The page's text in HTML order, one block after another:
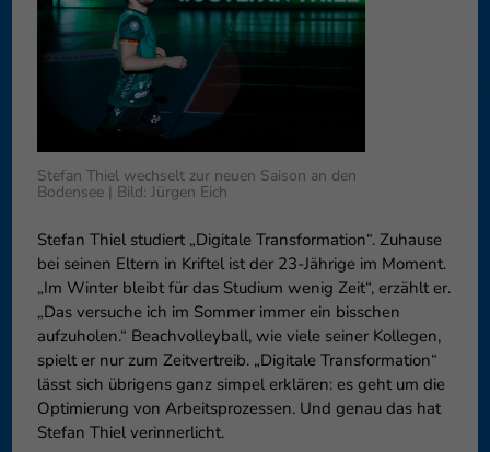
Stefan Thiel wechselt zur neuen Saison an den
Bodensee | Bild: Jürgen Eich
Stefan Thiel studiert „Digitale Transformation“. Zuhause
bei seinen Eltern in Kriftel ist der 23-Jährige im Moment.
„Im Winter bleibt für das Studium wenig Zeit“, erzählt er.
„Das versuche ich im Sommer immer ein bisschen
aufzuholen.“ Beachvolleyball, wie viele seiner Kollegen,
spielt er nur zum Zeitvertreib. „Digitale Transformation“
lässt sich übrigens ganz simpel erklären: es geht um die
Optimierung von Arbeitsprozessen. Und genau das hat
Stefan Thiel verinnerlicht.
können Ihre Einwilligung zu ganzen Kategorien geben oder sich
weitere Informationen anzeigen lassen und so nur bestimmte
Cookies auswählen.
Speichern Nur essenzielle Cookies akzeptieren
Zurück
Datenschutzeinstellungen
Essenziell (1)
Essenzielle Cookies ermöglichen grundlegende Funktionen und sind für
die einwandfreie Funktion der Website erforderlich.
Cookie-Informationen anzeigen
Externe Medien (6)
Inhalte von Videoplattformen und Social-Media-Plattformen werden
standardmäßig blockiert. Wenn Cookies von externen Medien akzeptiert
werden, bedarf der Zugriff auf diese Inhalte keiner manuellen
Einwilligung mehr.